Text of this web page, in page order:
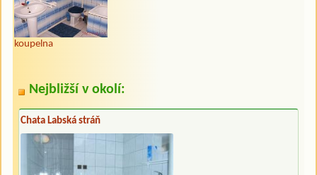
koupelna
Nejbližší v okolí:
Chata Labská stráň